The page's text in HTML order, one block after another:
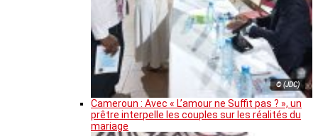
© (JDC)
Cameroun : Avec « L’amour ne Suffit pas ? », un
prêtre interpelle les couples sur les réalités du
mariage